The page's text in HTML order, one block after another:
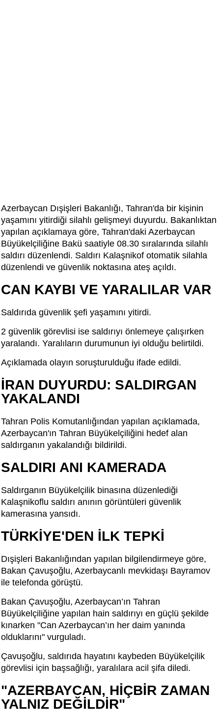
Azerbaycan Dışişleri Bakanlığı, Tahran'da bir kişinin
yaşamını yitirdiği silahlı gelişmeyi duyurdu. Bakanlıktan
yapılan açıklamaya göre, Tahran'daki Azerbaycan
Büyükelçiliğine Bakü saatiyle 08.30 sıralarında silahlı
saldırı düzenlendi. Saldırı Kalaşnikof otomatik silahla
düzenlendi ve güvenlik noktasına ateş açıldı.
CAN KAYBI VE YARALILAR VAR
Saldırıda güvenlik şefi yaşamını yitirdi.
2 güvenlik görevlisi ise saldırıyı önlemeye çalışırken
yaralandı. Yaralıların durumunun iyi olduğu belirtildi.
Açıklamada olayın soruşturulduğu ifade edildi.
İRAN DUYURDU: SALDIRGAN
YAKALANDI
Tahran Polis Komutanlığından yapılan açıklamada,
Azerbaycan'ın Tahran Büyükelçiliğini hedef alan
saldırganın yakalandığı bildirildi.
SALDIRI ANI KAMERADA
Saldırganın Büyükelçilik binasına düzenlediği
Kalaşnikoflu saldırı anının görüntüleri güvenlik
kamerasına yansıdı.
TÜRKİYE'DEN İLK TEPKİ
Dışişleri Bakanlığından yapılan bilgilendirmeye göre,
Bakan Çavuşoğlu, Azerbaycanlı mevkidaşı Bayramov
ile telefonda görüştü.
Bakan Çavuşoğlu, Azerbaycan’ın Tahran
Büyükelçiliğine yapılan hain saldırıyı en güçlü şekilde
kınarken "Can Azerbaycan’ın her daim yanında
olduklarını" vurguladı.
Çavuşoğlu, saldırıda hayatını kaybeden Büyükelçilik
görevlisi için başsağlığı, yaralılara acil şifa diledi.
"AZERBAYCAN, HİÇBİR ZAMAN
YALNIZ DEĞİLDİR"